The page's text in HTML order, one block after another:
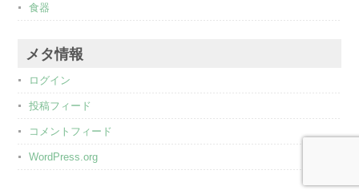
食器
メタ情報
ログイン
投稿フィード
コメントフィード
WordPress.org